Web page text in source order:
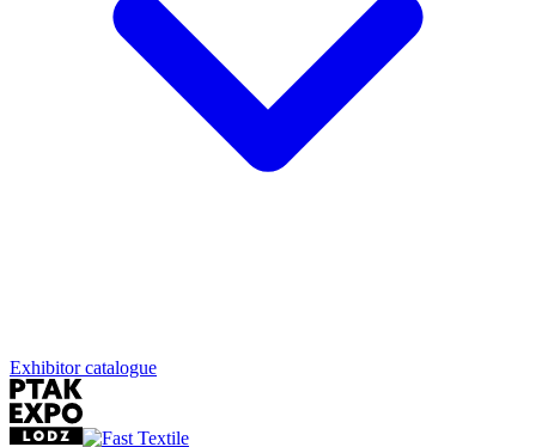
Exhibitor catalogue